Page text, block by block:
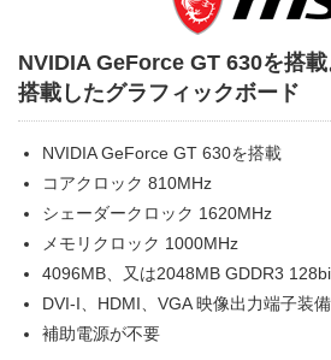
NVIDIA GeForce GT 630を搭
搭載したグラフィックボード
NVIDIA GeForce GT 630を搭載
コアクロック 810MHz
シェーダークロック 1620MHz
メモリクロック 1000MHz
4096MB、又は2048MB GDDR3
DVI-I、HDMI、VGA 映像出力端子装備
補助電源が不要